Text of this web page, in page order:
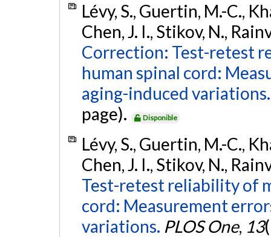
Lévy, S., Guertin, M.-C.,
Chen, J. I., Stikov, N.,
Correction: Test-retest
human spinal cord:
aging-induced variations.
page).
Disponible
Lévy, S., Guertin, M.-C.,
Chen, J. I., Stikov, N.,
Test-retest reliability of
cord: Measurement
variations. PLOS One, 13